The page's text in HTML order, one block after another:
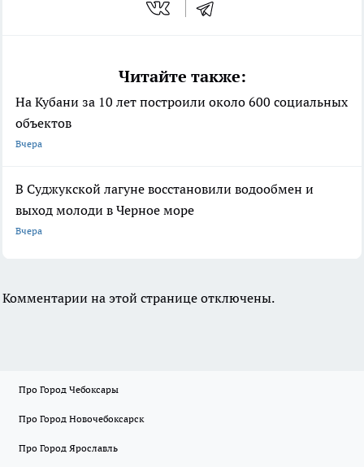
Читайте также:
На Кубани за 10 лет построили около 600 социальных
объектов
Вчера
В Суджукской лагуне восстановили водообмен и
выход молоди в Черное море
Вчера
Комментарии на этой странице отключены.
Про Город Чебоксары
Про Город Новочебоксарск
Про Город Ярославль